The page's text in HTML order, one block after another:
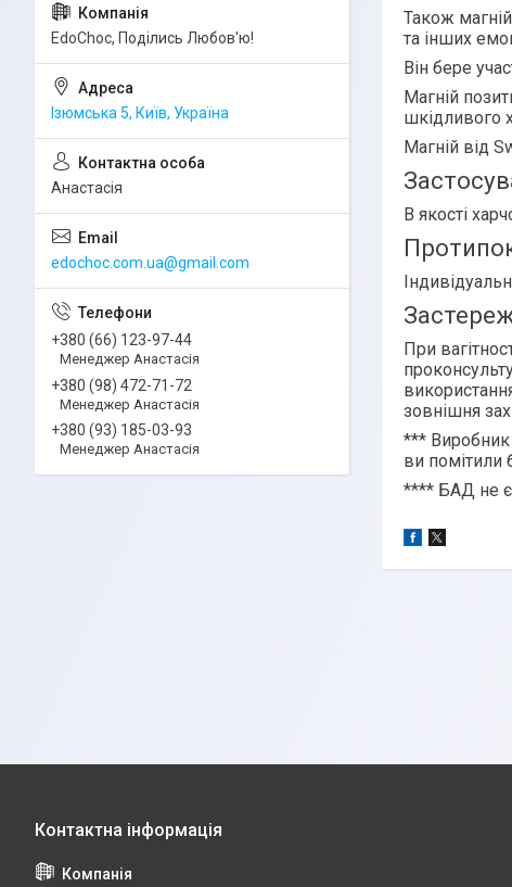
Також
та інших
Він бере
Магній
шкідливого
Магній від
В якості
При
зовнішня
***
ви помітили
**** БАД не є
EdoСhoc, Поділись Любов'ю!
Ізюмська 5, Київ, Україна
Анастасія
edochoc.com.ua@gmail.com
+380 (66) 123-97-44
Менеджер Анастасія
+380 (98) 472-71-72
Менеджер Анастасія
+380 (93) 185-03-93
Менеджер Анастасія